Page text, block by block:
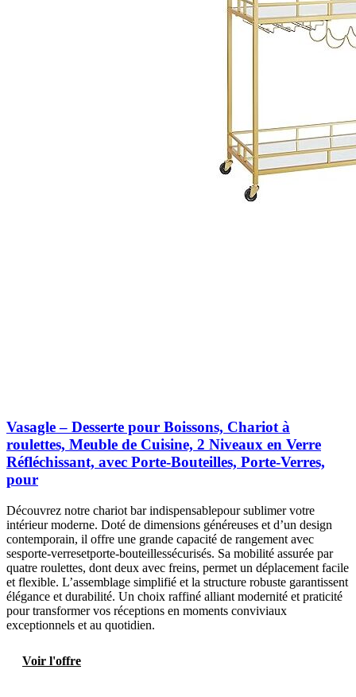
Vasagle – Desserte pour Boissons, Chariot à
roulettes, Meuble de Cuisine, 2 Niveaux en Verre
Réfléchissant, avec Porte-Bouteilles, Porte-Verres,
pour
Découvrez notre chariot bar indispensablepour sublimer votre
intérieur moderne. Doté de dimensions généreuses et d’un design
contemporain, il offre une grande capacité de rangement avec
sesporte-verresetporte-bouteillessécurisés. Sa mobilité assurée par
quatre roulettes, dont deux avec freins, permet un déplacement facile
et flexible. L’assemblage simplifié et la structure robuste garantissent
élégance et durabilité. Un choix raffiné alliant modernité et praticité
pour transformer vos réceptions en moments conviviaux
exceptionnels et au quotidien.
Voir l'offre